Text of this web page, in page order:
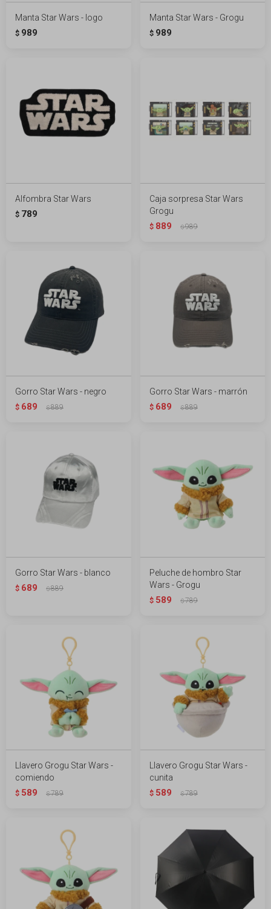
Manta Star Wars - logo
$ 989
Manta Star Wars - Grogu
$ 989
Alfombra Star Wars
$ 789
Caja sorpresa Star Wars
Grogu
$ 889 $989
Gorro Star Wars - negro
$ 689 $889
Gorro Star Wars - marrón
$ 689 $889
Gorro Star Wars - blanco
$ 689 $889
Peluche de hombro Star
Wars - Grogu
$ 589 $789
Llavero Grogu Star Wars -
comiendo
$ 589 $789
Llavero Grogu Star Wars -
cunita
$ 589 $789